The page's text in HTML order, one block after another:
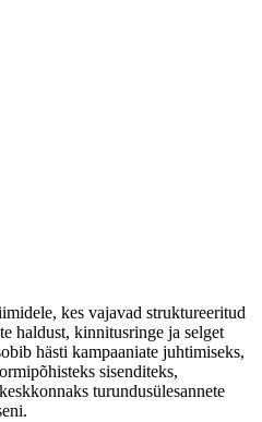
kes vajavad struktureeritud
haldust, kinnitusringe ja selget
hästi kampaaniate juhtimiseks,
sisenditeks,
turundusülesannete